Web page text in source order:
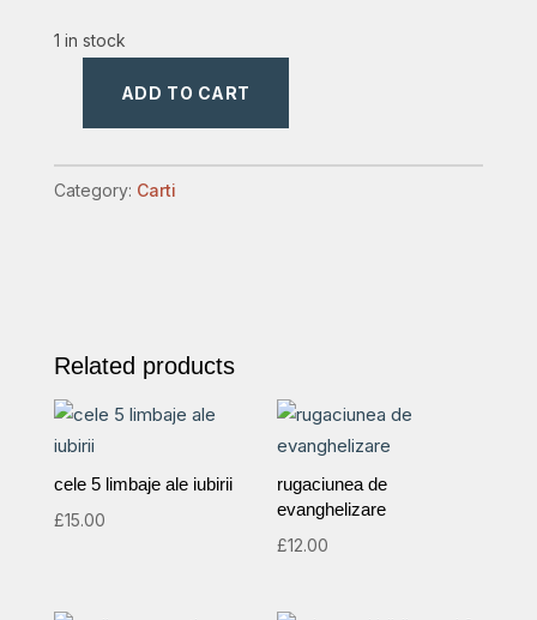
1 in stock
noului
testament
ADD TO CART
Category: Carti
Related products
cele 5 limbaje ale iubirii
£15.00
rugaciunea de
evanghelizare
£12.00